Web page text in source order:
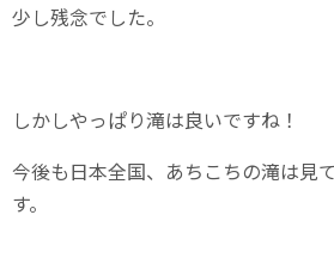
少し残念でした。
しかしやっぱり滝は良いですね！
今後も日本全国、あちこちの滝は見
す。